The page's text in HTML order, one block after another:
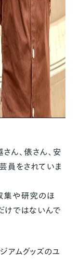
ん、俵さん、安
員をされていま
集や研究のほ
けではないんで
アムグッズのユ